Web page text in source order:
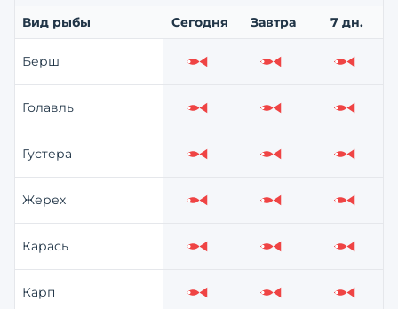
Вид рыбы Сегодня Завтра 7 дн.
Берш Слабо Слабо Слабо
Голавль Слабо Слабо Слабо
Густера Слабо Слабо Слабо
Жерех Слабо Слабо Слабо
Карась Слабо Слабо Слабо
Карп Слабо Слабо Слабо